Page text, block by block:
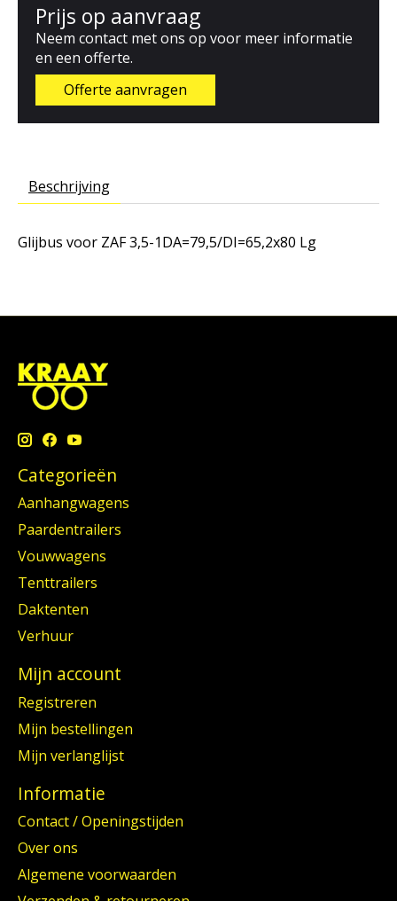
Prijs op aanvraag
Neem contact met ons op voor meer informatie
en een offerte.
Offerte aanvragen
Beschrijving
Glijbus voor ZAF 3,5-1DA=79,5/DI=65,2x80 Lg
Categorieën
Aanhangwagens
Paardentrailers
Vouwwagens
Tenttrailers
Daktenten
Verhuur
Mijn account
Registreren
Mijn bestellingen
Mijn verlanglijst
Informatie
Contact / Openingstijden
Over ons
Algemene voorwaarden